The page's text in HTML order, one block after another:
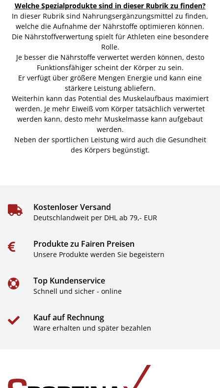
Welche Spezialprodukte sind in dieser Rubrik zu finden?
In dieser Rubrik sind Nahrungsergänzungsmittel zu finden,
welche die Aufnahme der Nährstoffe optimieren können.
Die Nährstoffverwertung spielt für Athleten eine besondere
Rolle.
Je besser die Nährstoffe verwertet werden können, desto
Funktionsfähiger scheint der Körper zu sein.
Er verfügt über größere Mengen Energie und kann eine
stärkere Leistung abliefern.
Weiterhin kann das Potential des Muskelaufbaus maximiert
werden. Je mehr Eiweiß vom Körper tatsächlich verwertet
werden kann, desto mehr Muskelmasse kann aufgebaut
werden.
Neben der sportlichen Leistung wird auch die Gesundheit
des Körpers begünstigt.
Kostenloser Versand
Deutschlandweit per DHL ab 79,- EUR
Produkte zu Fairen Preisen
Unsere Produkte werden Sie begeistern
Top Kundenservice
Schnell und sicher - online
Kauf auf Rechnung
Ware erhalten und später bezahlen